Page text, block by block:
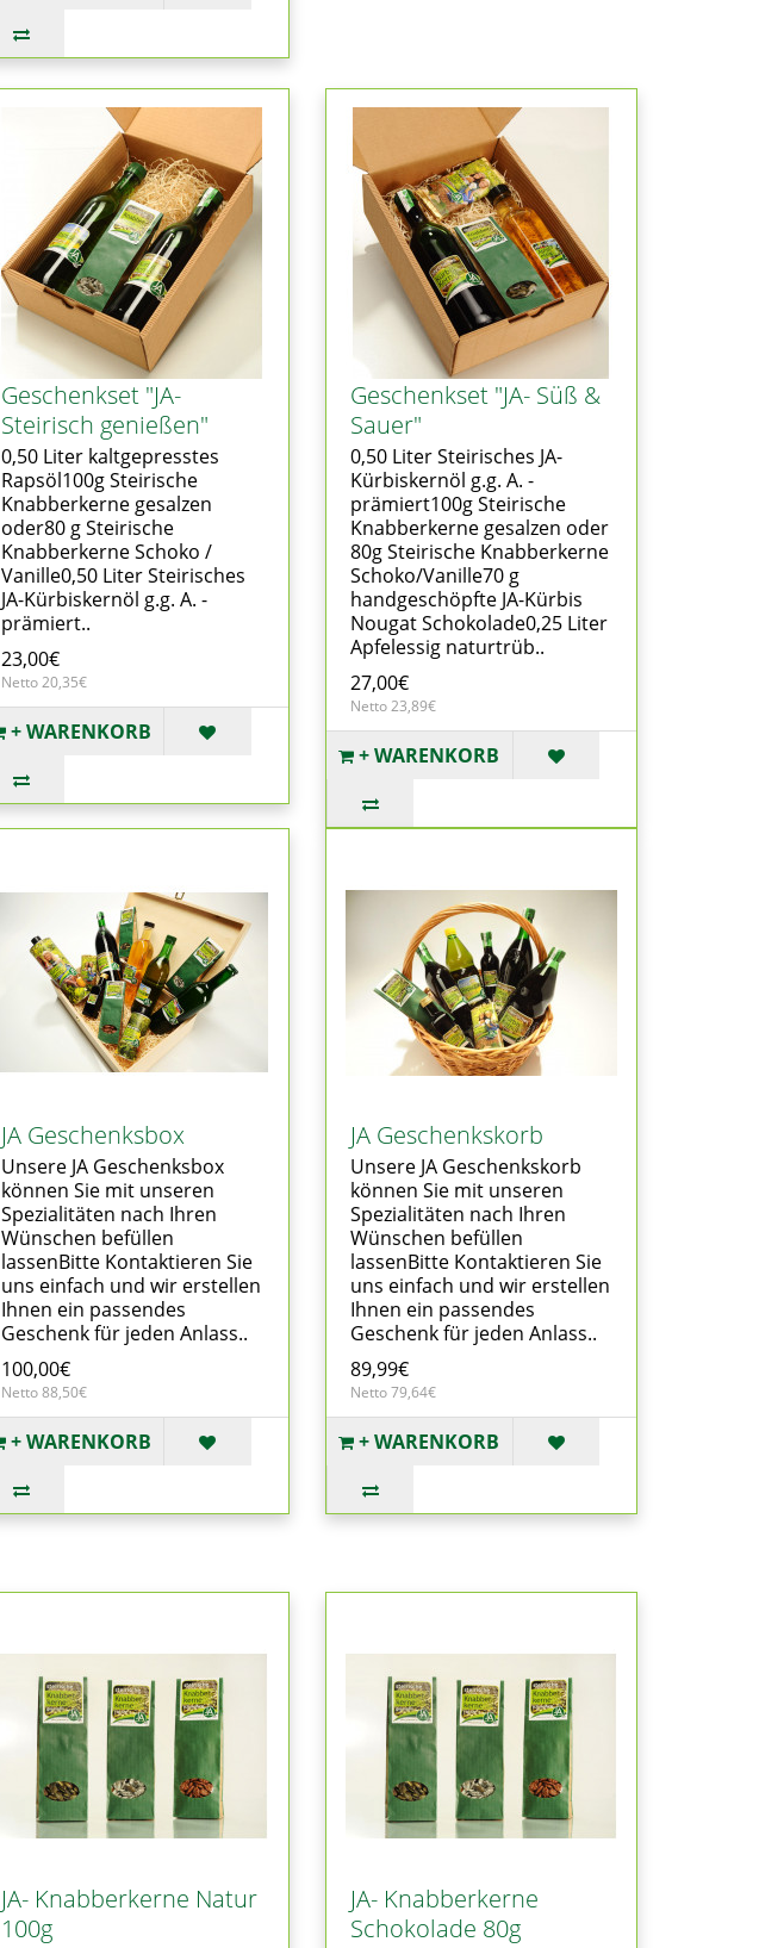
Geschenkset "JA-
Steirisch genießen"
0,50 Liter kaltgepresstes
Rapsöl100g Steirische
Knabberkerne gesalzen
oder80 g Steirische
Knabberkerne Schoko /
Vanille0,50 Liter Steirisches
JA-Kürbiskernöl g.g. A. -
prämiert..
23,00€
Netto 20,35€
+ WARENKORB
Geschenkset "JA- Süß &
Sauer"
0,50 Liter Steirisches JA-
Kürbiskernöl g.g. A. -
prämiert100g Steirische
Knabberkerne gesalzen oder
80g Steirische Knabberkerne
Schoko/Vanille70 g
handgeschöpfte JA-Kürbis
Nougat Schokolade0,25 Liter
Apfelessig naturtrüb..
27,00€
Netto 23,89€
+ WARENKORB
JA Geschenksbox
Unsere JA Geschenksbox
können Sie mit unseren
Spezialitäten nach Ihren
Wünschen befüllen
lassenBitte Kontaktieren Sie
uns einfach und wir erstellen
Ihnen ein passendes
Geschenk für jeden Anlass..
100,00€
Netto 88,50€
+ WARENKORB
JA Geschenkskorb
Unsere JA Geschenkskorb
können Sie mit unseren
Spezialitäten nach Ihren
Wünschen befüllen
lassenBitte Kontaktieren Sie
uns einfach und wir erstellen
Ihnen ein passendes
Geschenk für jeden Anlass..
89,99€
Netto 79,64€
+ WARENKORB
JA- Knabberkerne Natur
100g
JA- Knabberkerne
Schokolade 80g